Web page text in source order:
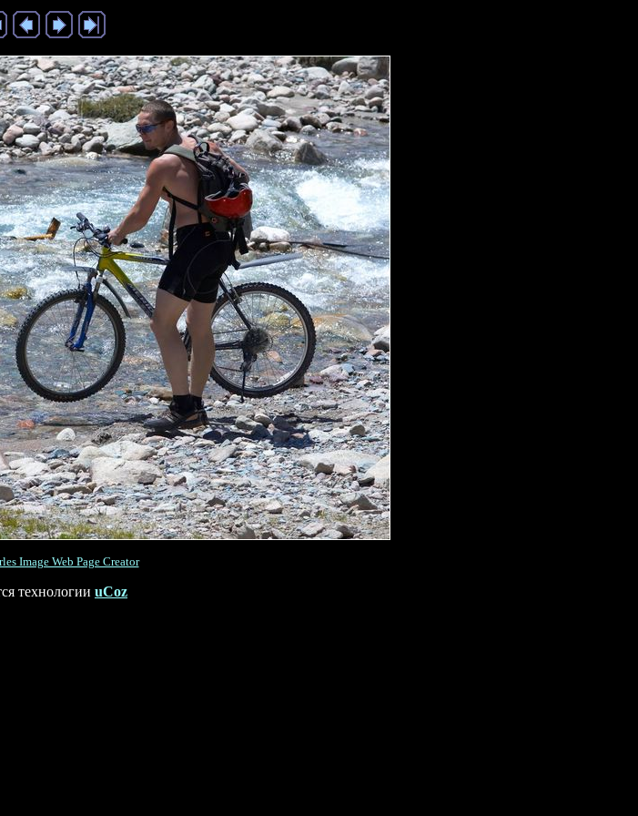
Image Web Page Creator
технологии uCoz